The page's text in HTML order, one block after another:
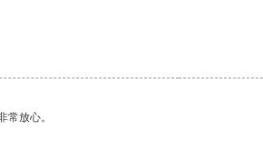
放心。